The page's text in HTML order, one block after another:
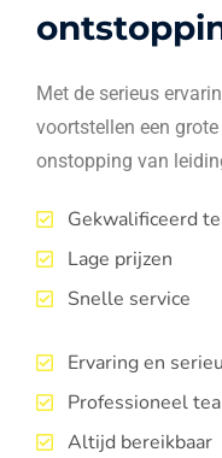
Met de serieus
voortstellen een
onstopping van
Gekwalificeerd
Lage prijzen
Snelle service
Ervaring en
Professioneel
Altijd bereikbaar